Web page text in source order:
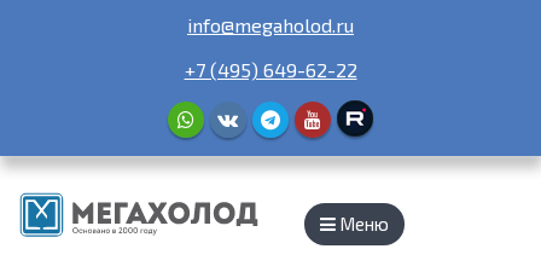
info@megaholod.ru
+7 (495) 649-62-22
Меню